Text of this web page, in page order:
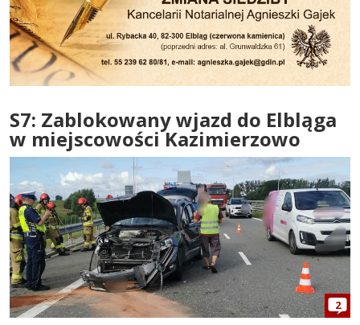
S7: Zablokowany wjazd do Elbląga
w miejscowości Kazimierzowo
2